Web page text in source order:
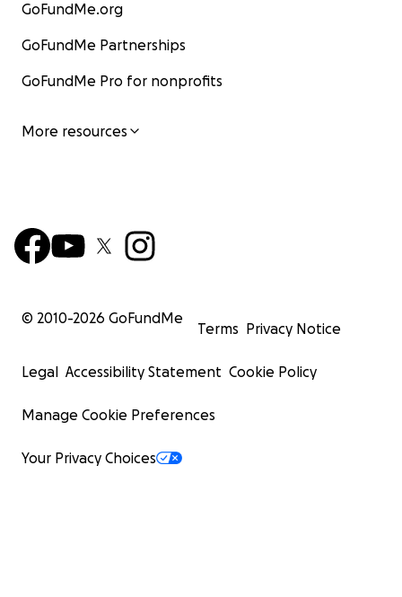
GoFundMe.org
GoFundMe Partnerships
GoFundMe Pro for nonprofits
More resources
© 2010-2026 GoFundMe
Terms Privacy Notice
Legal Accessibility Statement Cookie Policy
Manage Cookie Preferences
Your Privacy Choices